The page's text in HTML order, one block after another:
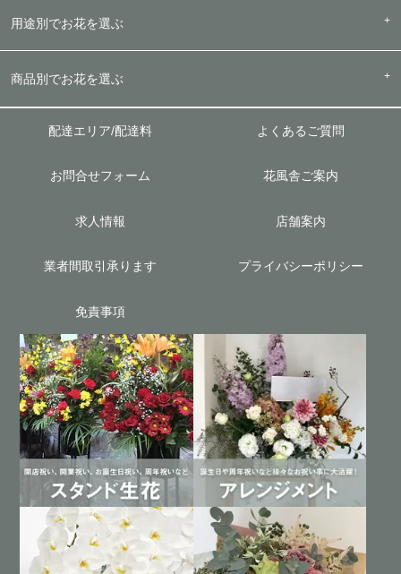
用途別でお花を選ぶ
商品別でお花を選ぶ
配達エリア/配達料 よくあるご質問
お問合せフォーム 花風舎ご案内
求人情報 店舗案内
業者間取引承ります プライバシーポリシー
免責事項